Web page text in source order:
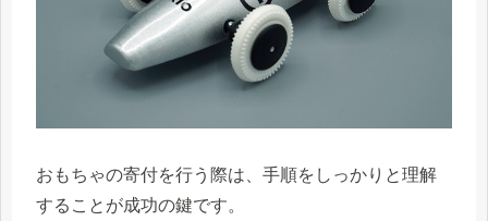
おもちゃの寄付を行う際は、手順をしっかりと理解
することが成功の鍵です。